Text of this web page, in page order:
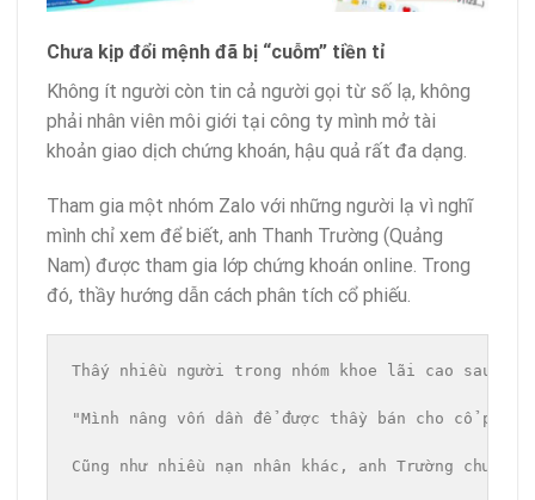
Chưa kịp đổi mệnh đã bị “cuỗm” tiền tỉ
Không ít người còn tin cả người gọi từ số lạ, không
phải nhân viên môi giới tại công ty mình mở tài
khoản giao dịch chứng khoán, hậu quả rất đa dạng.
Tham gia một nhóm Zalo với những người lạ vì nghĩ
mình chỉ xem để biết, anh Thanh Trường (Quảng
Nam) được tham gia lớp chứng khoán online . Trong
đó, thầy hướng dẫn cách phân tích cổ phiếu.
Thấy nhiều người trong nhóm khoe lãi cao sau
"Mình nâng vốn dần để được thầy bán cho cổ
Cũng như nhiều nạn nhân khác, anh Trường